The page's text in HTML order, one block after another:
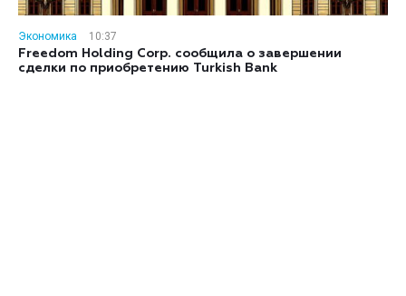
Экономика
10:37
Freedom Holding Corp. сообщила о завершении
сделки по приобретению Turkish Bank